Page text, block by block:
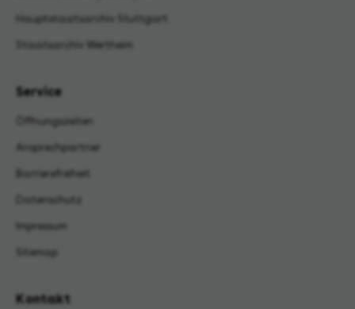
Hauptstaatsarchiv Stuttgart
Staatsarchiv Wertheim
Service
Öffnungszeiten
Ansprechpartner
Barrierefreiheit
Datenschutz
Impressum
Sitemap
Kontakt